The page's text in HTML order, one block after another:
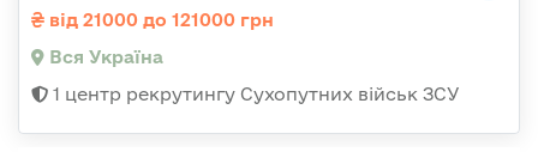
від 21000 до 121000 грн
Вся Україна
1 центр рекрутингу Сухопутних військ ЗСУ